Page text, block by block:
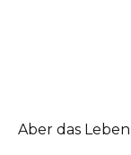
Aber das